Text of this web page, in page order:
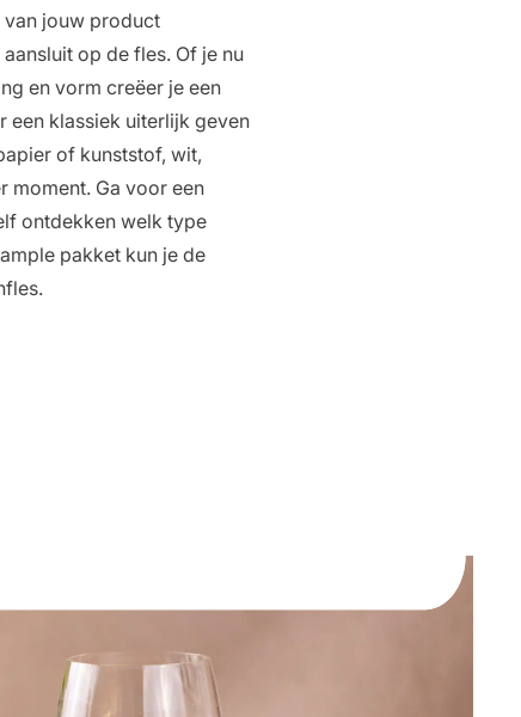
jouw product
op de fles. Of je nu
en vorm creëer je een
een klassiek uiterlijk geven
of kunststof, wit,
moment. Ga voor een
ontdekken welk type
pakket kun je de